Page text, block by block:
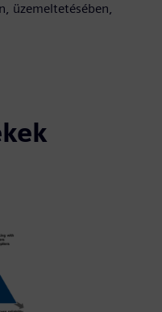
üzemeltetésében,